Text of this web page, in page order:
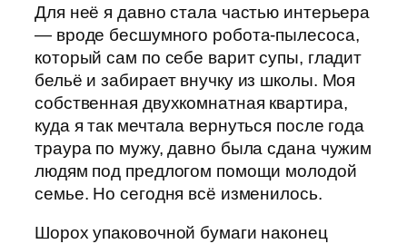
Для неё я давно стала частью интерьера
— вроде бесшумного робота-пылесоса,
который сам по себе варит супы, гладит
бельё и забирает внучку из школы. Моя
собственная двухкомнатная квартира,
куда я так мечтала вернуться после года
траура по мужу, давно была сдана чужим
людям под предлогом помощи молодой
семье. Но сегодня всё изменилось.
Шорох упаковочной бумаги наконец